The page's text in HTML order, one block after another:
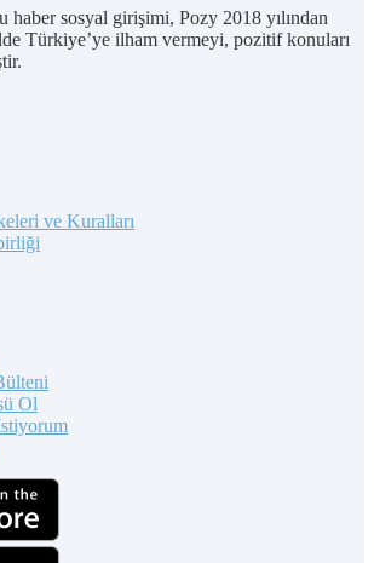
haber sosyal girişimi, Pozy 2018 yılından
Türkiye’ye ilham vermeyi, pozitif konuları
ve Kuralları
Ol